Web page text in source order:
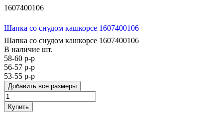
1607400106
Шапка со снудом кашкорсе 1607400106
Шапка со снудом кашкорсе 1607400106
В наличие шт.
58-60 р-р
56-57 р-р
53-55 р-р
Добавить все размеры
Купить